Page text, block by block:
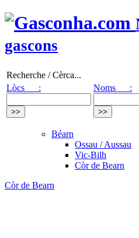
gascons
Recherche / Cèrca...
Lòcs :
Noms :
Béarn
Ossau / Aussau
Vic-Bilh
Còr de Bearn
Còr de Bearn